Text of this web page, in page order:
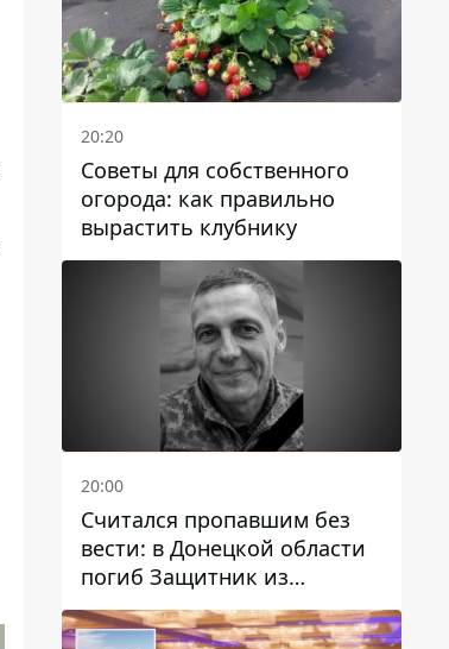
20:20
Советы для собственного
огорода: как правильно
вырастить клубнику
20:00
Считался пропавшим без
вести: в Донецкой области
погиб Защитник из
Каменского Антон
Красовский